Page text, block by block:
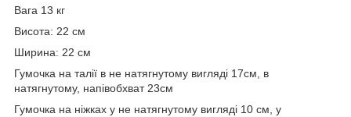
Вага 13 кг
Висота: 22 см
Ширина: 22 см
Гумочка на талії в не натягнутому вигляді 17см, в
натягнутому, напівобхват 23см
Гумочка на ніжках у не натягнутому вигляді 10 см, у